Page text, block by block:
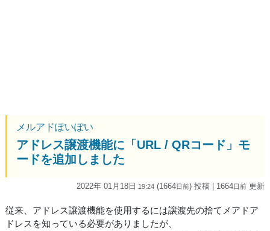
メルアドぽいぽい
アドレス譲渡機能に「URL / QRコード」モ
ードを追加しました
2022年 01月18日 19:24 (1664日前) 投稿 | 1664日前 更新
従来、アドレス譲渡機能を使用するには譲渡先の捨てメアドア
ドレスを知っている必要がありましたが、